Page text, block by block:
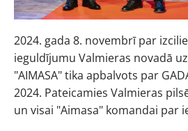
2024. gada 8. novembrī par
ieguldījumu Valmieras novadā
"AIMASA" tika apbalvots par
2024. Pateicamies Valmieras
un visai "Aimasa" komandai par